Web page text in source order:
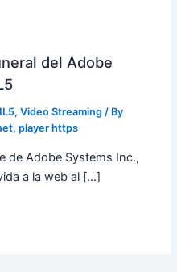
del Adobe
,Video Streaming / By
,player https
de Adobe Systems Inc.,
a la web al […]